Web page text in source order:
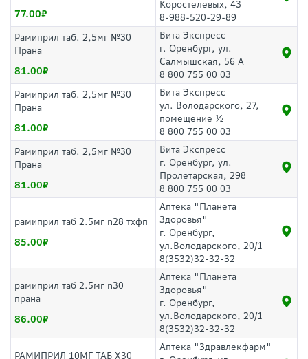
77.00
Коростелевых, 43
8-988-520-29-89
Рамиприл таб. 2,5мг №30
Прана
81.00
Вита Экспресс
г. Оренбург, ул.
Салмышская, 56 А
8 800 755 00 03
Рамиприл таб. 2,5мг №30
Прана
81.00
Вита Экспресс
ул. Володарского, 27,
помещение ½
8 800 755 00 03
Рамиприл таб. 2,5мг №30
Прана
81.00
Вита Экспресс
г. Оренбург, ул.
Пролетарская, 298
8 800 755 00 03
рамиприл таб 2.5мг n28 тхфп
85.00
Аптека "Планета
Здоровья"
г. Оренбург,
ул.Володарского, 20/1
8(3532)32-32-32
рамиприл таб 2.5мг n30
прана
86.00
Аптека "Планета
Здоровья"
г. Оренбург,
ул.Володарского, 20/1
8(3532)32-32-32
РАМИПРИЛ 10МГ ТАБ Х30
Аптека "Здравлекфарм"